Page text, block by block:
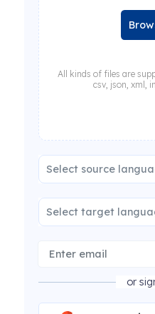
All kinds of files are
csv, json, xml,
Select source
Select target
or